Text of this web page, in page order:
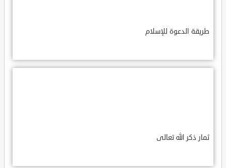
طريقة الدعوة للإسلام
ثمار ذكر الله تعالى